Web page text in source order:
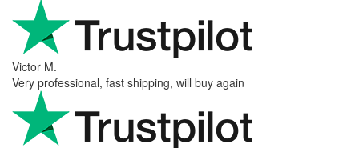
Victor M.
Very professional, fast shipping, will buy again